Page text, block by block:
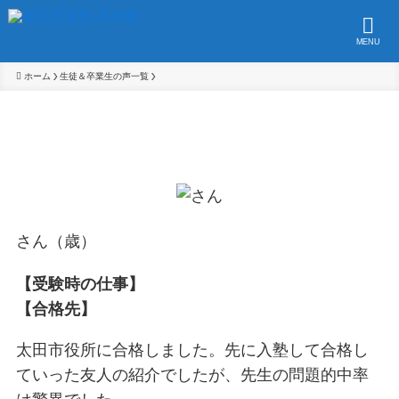
MENU
ホーム 生徒＆卒業生の声一覧
さん（歳）
【受験時の仕事】
【合格先】
太田市役所に合格しました。先に入塾して合格し
ていった友人の紹介でしたが、先生の問題的中率